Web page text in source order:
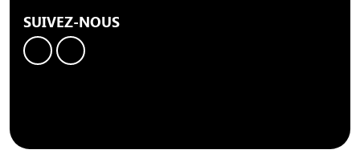
SUIVEZ-NOUS